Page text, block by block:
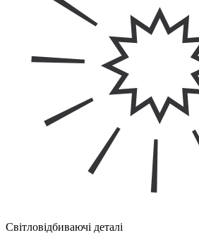
Світловідбиваючі деталі